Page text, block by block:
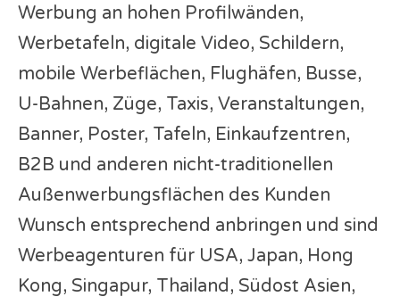
Werbung an hohen Profilwänden,
Werbetafeln, digitale Video, Schildern,
mobile Werbeflächen, Flughäfen, Busse,
U-Bahnen, Züge, Taxis, Veranstaltungen,
Banner, Poster, Tafeln, Einkaufzentren,
B2B und anderen nicht-traditionellen
Außenwerbungsflächen des Kunden
Wunsch entsprechend anbringen und sind
Werbeagenturen für USA, Japan, Hong
Kong, Singapur, Thailand, Südost Asien,